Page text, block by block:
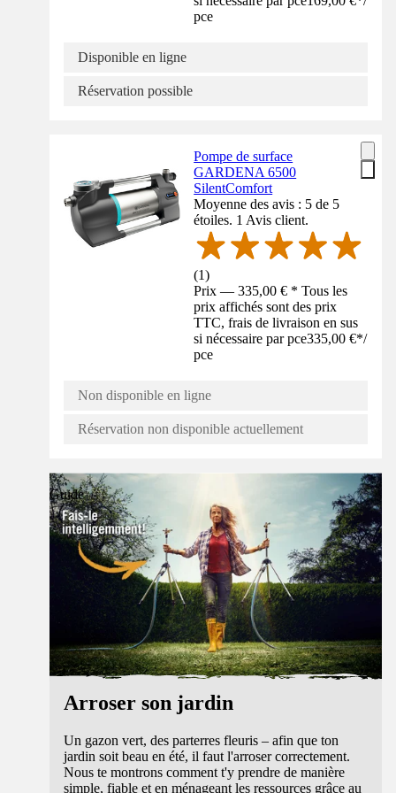
pce
Disponible en ligne
Réservation possible
Pompe de surface
GARDENA 6500
SilentComfort
Moyenne des avis : 5 de 5
étoiles. 1 Avis client.
(1)
Prix — 335,00 € * Tous les
prix affichés sont des prix
TTC, frais de livraison en sus
si nécessaire par pce335,00 €*/
pce
Non disponible en ligne
Réservation non disponible actuellement
Guide
Arroser son jardin
Un gazon vert, des parterres fleuris – afin que ton
jardin soit beau en été, il faut l'arroser correctement.
Nous te montrons comment t'y prendre de manière
simple, fiable et en ménageant les ressources grâce au